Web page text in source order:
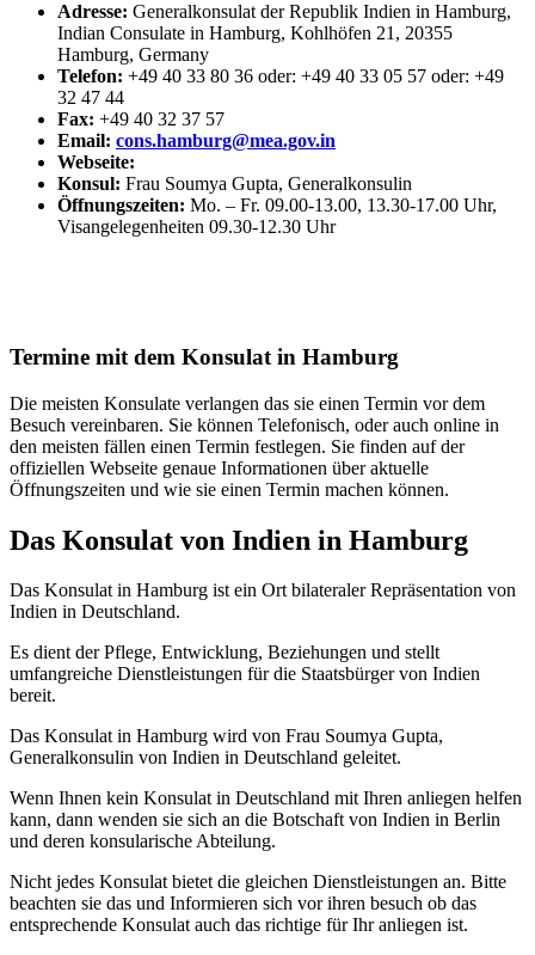
Adresse: Generalkonsulat der Republik Indien in Hamburg,
Indian Consulate in Hamburg, Kohlhöfen 21, 20355
Hamburg, Germany
Telefon: +49 40 33 80 36 oder: +49 40 33 05 57 oder: +49
32 47 44
Fax: +49 40 32 37 57
Email: cons.hamburg@mea.gov.in
Webseite:
Konsul: Frau Soumya Gupta, Generalkonsulin
Öffnungszeiten: Mo. – Fr. 09.00-13.00, 13.30-17.00 Uhr,
Visangelegenheiten 09.30-12.30 Uhr
Termine mit dem Konsulat in Hamburg
Die meisten Konsulate verlangen das sie einen Termin vor dem
Besuch vereinbaren. Sie können Telefonisch, oder auch online in
den meisten fällen einen Termin festlegen. Sie finden auf der
offiziellen Webseite genaue Informationen über aktuelle
Öffnungszeiten und wie sie einen Termin machen können.
Das Konsulat von Indien in Hamburg
Das Konsulat in Hamburg ist ein Ort bilateraler Repräsentation von
Indien in Deutschland.
Es dient der Pflege, Entwicklung, Beziehungen und stellt
umfangreiche Dienstleistungen für die Staatsbürger von Indien
bereit.
Das Konsulat in Hamburg wird von Frau Soumya Gupta,
Generalkonsulin von Indien in Deutschland geleitet.
Wenn Ihnen kein Konsulat in Deutschland mit Ihren anliegen helfen
kann, dann wenden sie sich an die Botschaft von Indien in Berlin
und deren konsularische Abteilung.
Nicht jedes Konsulat bietet die gleichen Dienstleistungen an. Bitte
beachten sie das und Informieren sich vor ihren besuch ob das
entsprechende Konsulat auch das richtige für Ihr anliegen ist.